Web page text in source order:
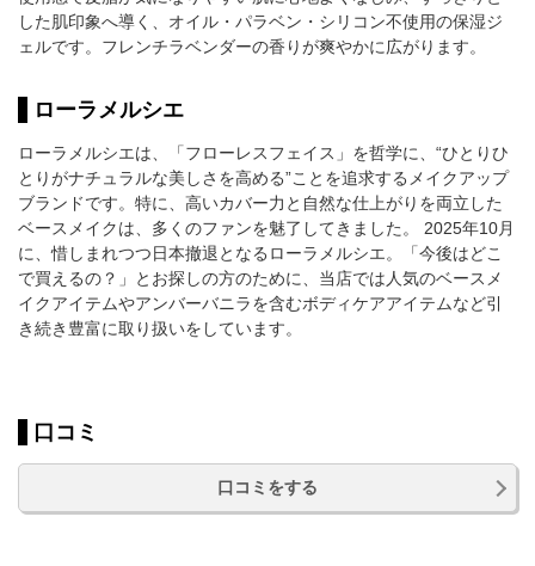
した肌印象へ導く、オイル・パラベン・シリコン不使用の保湿ジ
ェルです。フレンチラベンダーの香りが爽やかに広がります。
ローラメルシエ
ローラメルシエは、「フローレスフェイス」を哲学に、“ひとりひ
とりがナチュラルな美しさを高める”ことを追求するメイクアップ
ブランドです。特に、高いカバー力と自然な仕上がりを両立した
ベースメイクは、多くのファンを魅了してきました。 2025年10月
に、惜しまれつつ日本撤退となるローラメルシエ。「今後はどこ
で買えるの？」とお探しの方のために、当店では人気のベースメ
イクアイテムやアンバーバニラを含むボディケアアイテムなど引
き続き豊富に取り扱いをしています。
口コミ
口コミをする